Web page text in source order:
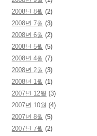
2008년 8월 (2)
2008년 7월 (3)
2008년 6월 (2)
2008년 5월 (5)
2008년 4월 (7)
2008년 2월 (3)
2008년 1월 (1)
2007년 12월 (3)
2007년 10월 (4)
2007년 8월 (5)
2007년 7월 (2)